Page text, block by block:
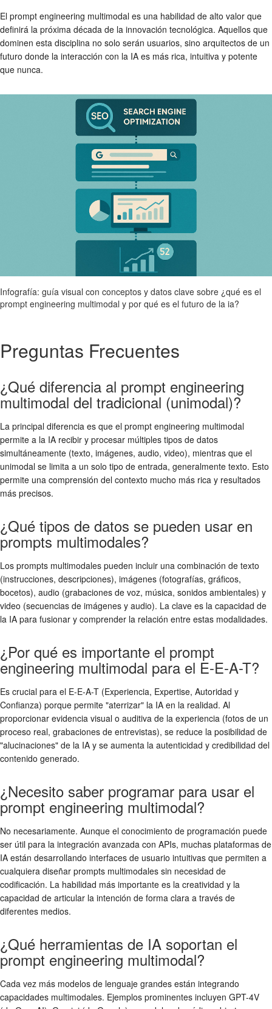
El prompt engineering multimodal es una habilidad de alto valor que
definirá la próxima década de la innovación tecnológica. Aquellos que
dominen esta disciplina no solo serán usuarios, sino arquitectos de un
futuro donde la interacción con la IA es más rica, intuitiva y potente
que nunca.
Infografía: guía visual con conceptos y datos clave sobre ¿qué es el
prompt engineering multimodal y por qué es el futuro de la ia?
Preguntas Frecuentes
¿Qué diferencia al prompt engineering
multimodal del tradicional (unimodal)?
La principal diferencia es que el prompt engineering multimodal
permite a la IA recibir y procesar múltiples tipos de datos
simultáneamente (texto, imágenes, audio, video), mientras que el
unimodal se limita a un solo tipo de entrada, generalmente texto. Esto
permite una comprensión del contexto mucho más rica y resultados
más precisos.
¿Qué tipos de datos se pueden usar en
prompts multimodales?
Los prompts multimodales pueden incluir una combinación de texto
(instrucciones, descripciones), imágenes (fotografías, gráficos,
bocetos), audio (grabaciones de voz, música, sonidos ambientales) y
video (secuencias de imágenes y audio). La clave es la capacidad de
la IA para fusionar y comprender la relación entre estas modalidades.
¿Por qué es importante el prompt
engineering multimodal para el E-E-A-T?
Es crucial para el E-E-A-T (Experiencia, Expertise, Autoridad y
Confianza) porque permite "aterrizar" la IA en la realidad. Al
proporcionar evidencia visual o auditiva de la experiencia (fotos de un
proceso real, grabaciones de entrevistas), se reduce la posibilidad de
"alucinaciones" de la IA y se aumenta la autenticidad y credibilidad del
contenido generado.
¿Necesito saber programar para usar el
prompt engineering multimodal?
No necesariamente. Aunque el conocimiento de programación puede
ser útil para la integración avanzada con APIs, muchas plataformas de
IA están desarrollando interfaces de usuario intuitivas que permiten a
cualquiera diseñar prompts multimodales sin necesidad de
codificación. La habilidad más importante es la creatividad y la
capacidad de articular la intención de forma clara a través de
diferentes medios.
¿Qué herramientas de IA soportan el
prompt engineering multimodal?
Cada vez más modelos de lenguaje grandes están integrando
capacidades multimodales. Ejemplos prominentes incluyen GPT-4V